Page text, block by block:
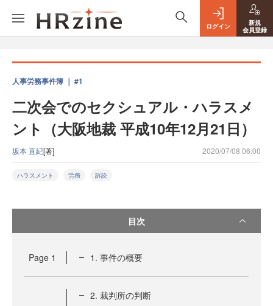
ログイン
新規
会員登録
人事労務事件簿 ｜ #1
二次会でのセクシュアル・ハラスメ
ント（大阪地裁 平成10年12月21日）
坂本 直紀[著] 2020/07/08 06:00
ハラスメント 労務 訴訟
目次
Page 1 1. 事件の概要
2. 裁判所の判断